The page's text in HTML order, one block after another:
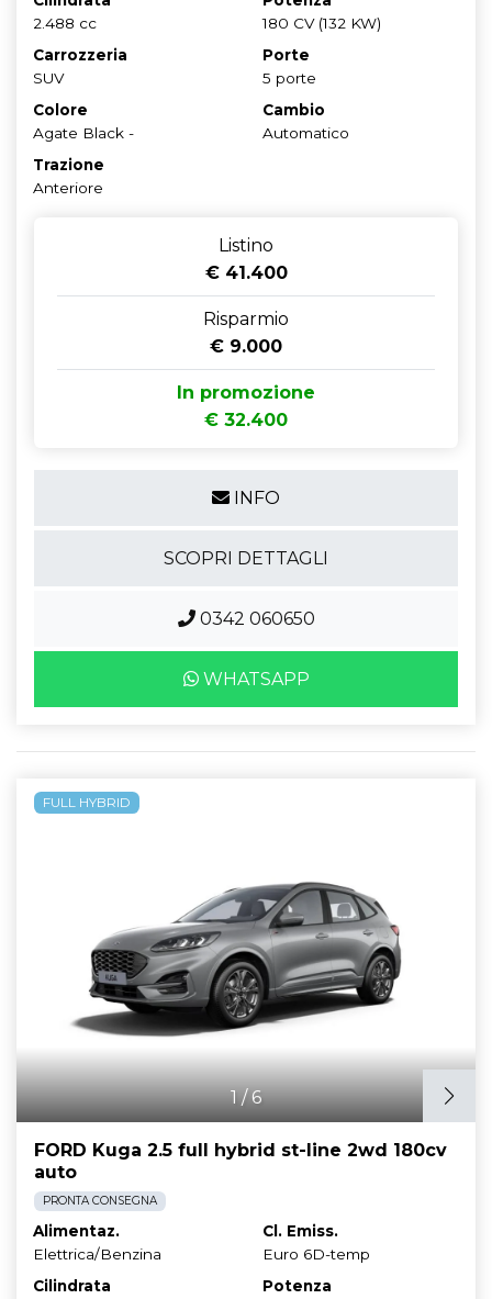
2.488 cc
180 CV (132 KW)
Carrozzeria
SUV
Porte
5 porte
Colore
Agate Black -
Cambio
Automatico
Trazione
Anteriore
Listino
€ 41.400
Risparmio
€ 9.000
In promozione
€ 32.400
INFO
SCOPRI DETTAGLI
0342 060650
WHATSAPP
1/6
FULL HYBRID
FORD Kuga 2.5 full hybrid st-line 2wd 180cv
auto
PRONTA CONSEGNA
Alimentaz.
Elettrica/Benzina
Cl. Emiss.
Euro 6D-temp
Cilindrata
Potenza